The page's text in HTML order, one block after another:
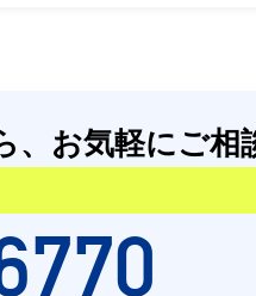
お気軽にご相